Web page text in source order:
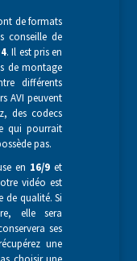
de formats
conseille de
. Il est pris en
de montage
différents
AVI peuvent
des codecs
qui pourrait
pas.
en 16/9 et
vidéo est
de qualité. Si
elle sera
ses
une